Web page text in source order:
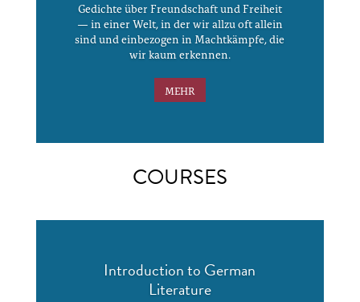
Gedichte über Freundschaft und Freiheit
— in einer Welt, in der wir allzu oft allein
sind und einbezogen in Machtkämpfe, die
wir kaum erkennen.
MEHR
COURSES
Introduction to German
Literature